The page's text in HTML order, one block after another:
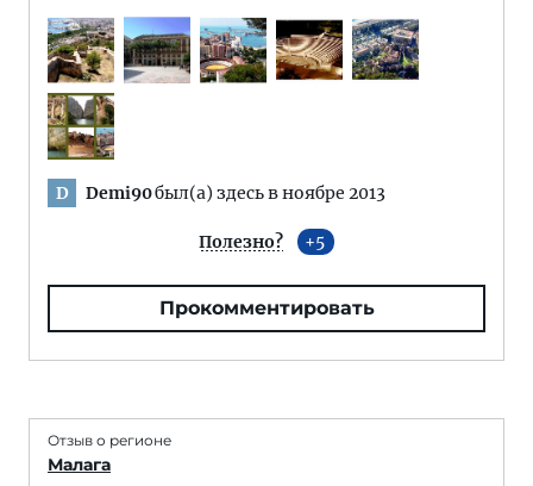
D Demi90был(а) здесь в ноябре 2013
Полезно? 5
Прокомментировать
Отзыв о регионе
Малага